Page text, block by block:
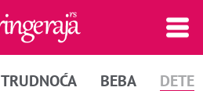
TRUDNOĆA BEBA DETE